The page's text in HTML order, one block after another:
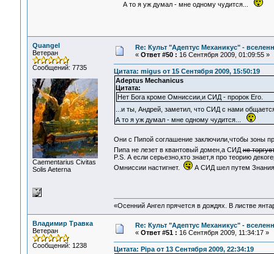
А то я уж думал - мне одному чудится...
Quangel
Ветеран
Сообщений: 7735
Сaementarius Civitas
Solis Aeterna
Re: Культ "Адептус Механикус" -
« Ответ #50 : 16 Сентября 2009, 01:09:55 »
Цитата: migus от 15 Сентября 2009, 15:50:19
Adeptus Mechanicus
Цитата:
Нет Бога кроме Омниссии,и СИД - пророк Его.
...и ты, Андрей, заметил, что СИД с нами
А то я уж думал - мне одному чудится...
Они с Пипой соглашение заключили,чтобы зоны
Пипа не лезет в квантовый домен,а СИДне
P.S. А если серьезно,кто знает,я про теорию
Омниссии настигнет.
А СИД шел путем Знания
«Осенний Ангел прячется в дождях. В листве
Владимир Травка
Ветеран
Сообщений: 1238
Re: Культ "Адептус Механикус" -
« Ответ #51 : 16 Сентября 2009, 11:34:17 »
Цитата: Pipa от 13 Сентября 2009, 22:34:19